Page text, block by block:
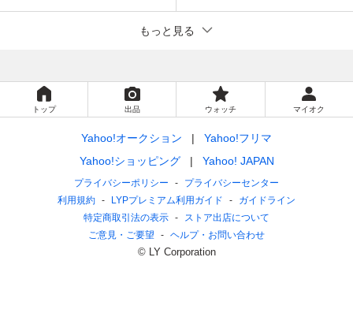
もっと見る
トップ 出品 ウォッチ マイオク
Yahoo!オークション
Yahoo!フリマ
Yahoo!ショッピング
Yahoo! JAPAN
プライバシーポリシー
プライバシーセンター
利用規約
LYPプレミアム利用ガイド
ガイドライン
特定商取引法の表示
ストア出店について
ご意見・ご要望
ヘルプ・お問い合わせ
© LY Corporation